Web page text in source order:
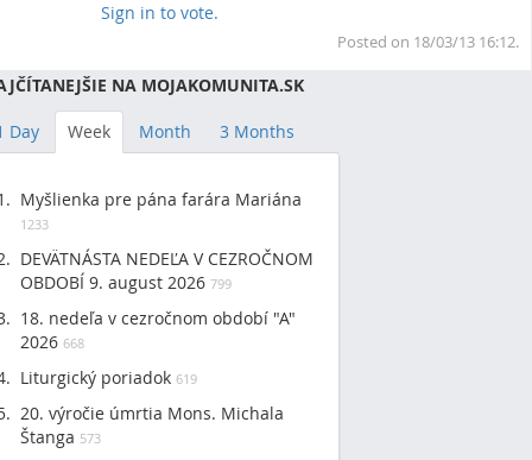
Sign in to vote.
Top
Posted on 18/03/13 16:12.
NA MOJAKOMUNITA.SK
Day Week Month 3 Months
Myšlienka pre pána farára Mariána
1233
DEVÄTNÁSTA NEDEĽA V CEZROČNOM
OBDOBÍ 9. august 2026 799
18. nedeľa v cezročnom období "A"
2026 668
Liturgický poriadok 619
20. výročie úmrtia Mons. Michala
Štanga 573